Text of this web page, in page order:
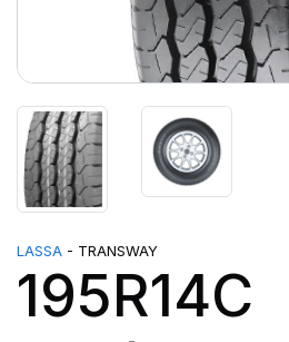
LASSA - TRANSWAY
195R14C